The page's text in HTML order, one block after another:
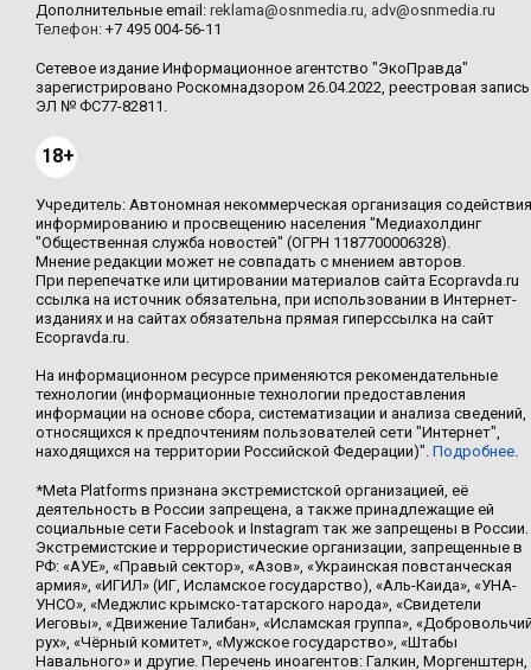
Дополнительные email: reklama@osnmedia.ru, adv@osnmedia.ru
Телефон: +7 495 004-56-11
Сетевое издание Информационное агентство "ЭкоПравда"
зарегистрировано Роскомнадзором 26.04.2022, реестровая запись
ЭЛ № ФС77-82811.
18+
Учредитель: Автономная некоммерческая организация содействия
информированию и просвещению населения "Медиахолдинг
"Общественная служба новостей" (ОГРН 1187700006328).
Мнение редакции может не совпадать с мнением авторов.
При перепечатке или цитировании материалов сайта Ecopravda.ru
ссылка на источник обязательна, при использовании в Интернет-
изданиях и на сайтах обязательна прямая гиперссылка на сайт
Ecopravda.ru.
На информационном ресурсе применяются рекомендательные
технологии (информационные технологии предоставления
информации на основе сбора, систематизации и анализа сведений,
относящихся к предпочтениям пользователей сети "Интернет",
находящихся на территории Российской Федерации)". Подробнее.
*Meta Platforms признана экстремистской организацией, её
деятельность в России запрещена, а также принадлежащие ей
социальные сети Facebook и Instagram так же запрещены в России.
Экстремистские и террористические организации, запрещенные в
РФ: «АУЕ», «Правый сектор», «Азов», «Украинская повстанческая
армия», «ИГИЛ» (ИГ, Исламское государство), «Аль-Каида», «УНА-
УНСО», «Меджлис крымско-татарского народа», «Свидетели
Иеговы», «Движение Талибан», «Исламская группа»,
рух», «Чёрный комитет», «Мужское государство», «Штабы
Навального» и другие. Перечень иноагентов: Галкин, Моргенштерн,